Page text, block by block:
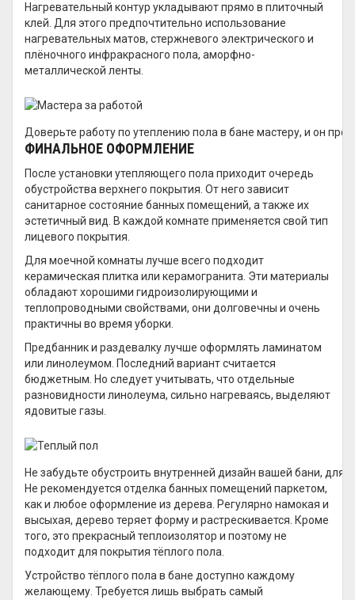
Нагревательный контур укладывают прямо в плиточный
клей. Для этого предпочтительно использование
нагревательных матов, стержневого электрического и
плёночного инфракрасного пола, аморфно-
металлической ленты.
Доверьте работу по утеплению пола в бане мастеру, и он
ФИНАЛЬНОЕ ОФОРМЛЕНИЕ
После установки утепляющего пола приходит очередь
обустройства верхнего покрытия. От него зависит
санитарное состояние банных помещений, а также их
эстетичный вид. В каждой комнате применяется свой тип
лицевого покрытия.
Для моечной комнаты лучше всего подходит
керамическая плитка или керамогранита. Эти материалы
обладают хорошими гидроизолирующими и
теплопроводными свойствами, они долговечны и очень
практичны во время уборки.
Предбанник и раздевалку лучше оформлять ламинатом
или линолеумом. Последний вариант считается
бюджетным. Но следует учитывать, что отдельные
разновидности линолеума, сильно нагреваясь, выделяют
ядовитые газы.
Не забудьте обустроить внутренней дизайн вашей бани, для
Не рекомендуется отделка банных помещений паркетом,
как и любое оформление из дерева. Регулярно намокая и
высыхая, дерево теряет форму и растрескивается. Кроме
того, это прекрасный теплоизолятор и поэтому не
подходит для покрытия тёплого пола.
Устройство тёплого пола в бане доступно каждому
желающему. Требуется лишь выбрать самый